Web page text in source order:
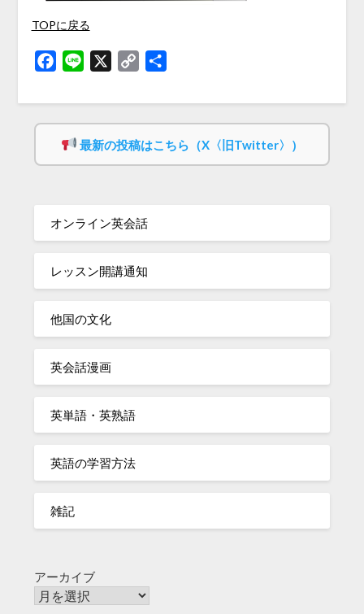
TOPに戻る
Facebook
Line
Copy
最新の投稿はこちら（X〈旧Twitter〉）
オンライン英会話
レッスン開講通知
他国の文化
英会話漫画
英単語・英熟語
英語の学習方法
雑記
アーカイブ